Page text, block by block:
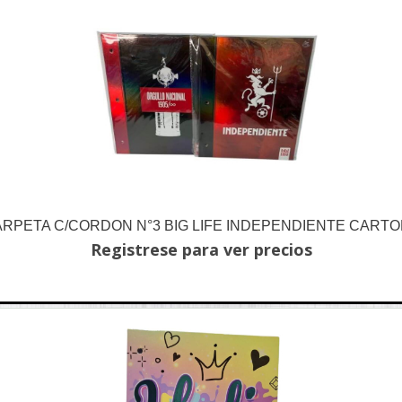
C/CORDON N°3 BIG LIFE INDEPENDIENTE
Registrese para ver precios